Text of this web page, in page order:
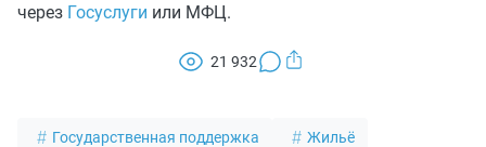
через Госуслуги или МФЦ.
21 932
Государственная поддержка Жильё